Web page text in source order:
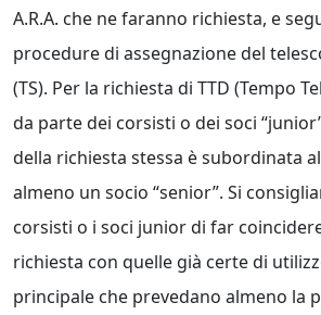
A.R.A. che ne faranno richiesta, e
procedure di assegnazione del
(TS). Per la richiesta di TTD (Tempo
da parte dei corsisti o dei soci
della richiesta stessa è subordinata
almeno un socio “senior”. Si
corsisti o i soci junior di far
richiesta con quelle già certe di
principale che prevedano almeno la